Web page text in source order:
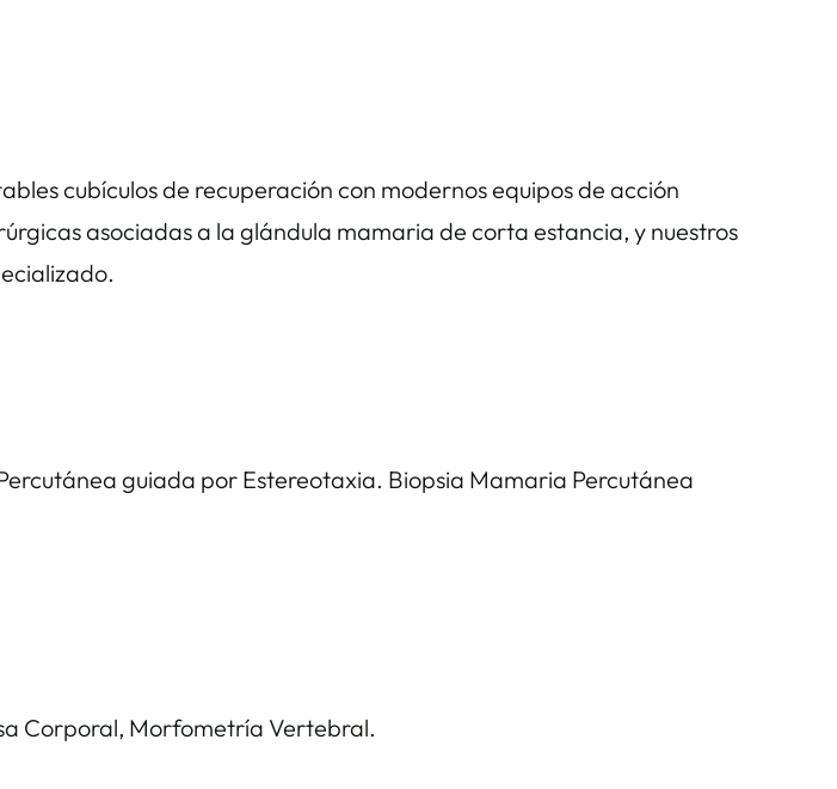
cubículos de recuperación con modernos equipos de acción
asociadas a la glándula mamaria de corta estancia, y nuestros
guiada por Estereotaxia. Biopsia Mamaria Percutánea
Corporal, Morfometría Vertebral.